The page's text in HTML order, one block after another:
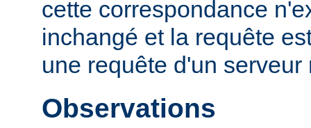
cette correspondance
inchangé et la requête
une requête d'un
Observations